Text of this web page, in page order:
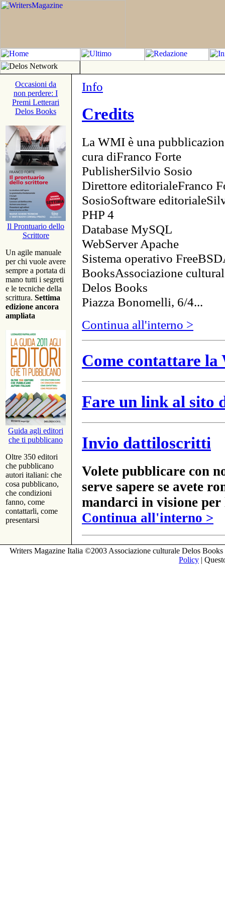
Occasioni da
non perdere: I
Premi Letterari
Delos Books
Il Prontuario dello
Scrittore
Un agile manuale
per chi vuole avere
sempre a portata di
mano tutti i segreti
e le tecniche della
scrittura. Settima
edizione ancora
ampliata
Guida agli editori
che ti pubblicano
Oltre 350 editori
che pubblicano
autori italiani: che
cosa pubblicano,
che condizioni
fanno, come
contattarli, come
presentarsi
Info
Credits
La WMI è una
cura diFranco Forte
PublisherSilvio Sosio
Direttore editorialeFranco
SosioSoftware
PHP 4
Database MySQL
WebServer Apache
Sistema operativo
BooksAssociazione
Delos Books
Piazza Bonomelli, 6/4...
Continua all'interno >
Come contattare
Fare un link al sito
Invio dattiloscritti
Volete pubblicare con
serve sapere se avete
mandarci in visione
Continua all'interno >
Writers Magazine Italia ©2003 Associazione culturale Delos
Policy |